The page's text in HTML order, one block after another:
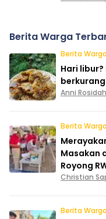
Berita Warga
Berita
Hari
Anni Rosidah
Berita
Masakan
Royong
Christian
Berita